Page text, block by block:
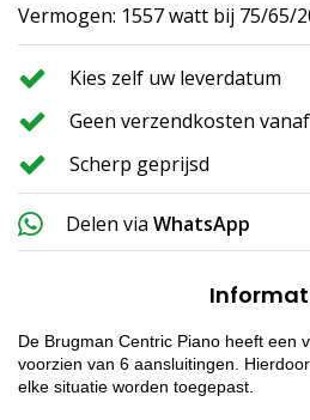
Vermogen: 1557 watt bij 75/65/
Kies zelf uw leverdatum
Geen verzendkosten
Scherp geprijsd
Delen via WhatsApp
De Brugman Centric Piano heeft een
voorzien van 6 aansluitingen.
elke situatie worden toegepast.